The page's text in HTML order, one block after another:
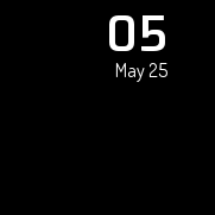
05
May 25